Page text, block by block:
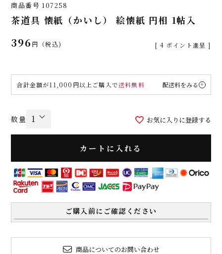
商品番号 107258
茶道具 懐紙（かいし） 絵懐紙 円相 1帖入
396 税込 [ 4 ポイント進呈 ]
合計金額が11,000円以上ご購入で送料無料 配送料をみる
お気に入りに登録する
カートに入れる
ご購入前にご確認ください
商品についてのお問い合わせ